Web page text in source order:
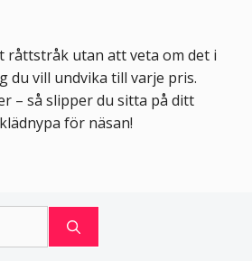
råttstråk utan att veta om det i
du vill undvika till varje pris.
– så slipper du sitta på ditt
för näsan!